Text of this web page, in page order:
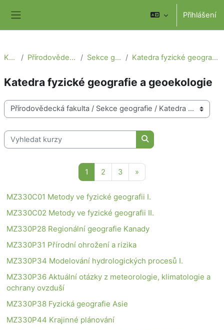
Přihlášení
Kurzy Přírodovědecká fakulta Sekce geografie Katedra fyzické geografie a geoekologie
Katedra fyzické geografie a geoekologie
Kategorie kurzů
Vyhledat kurzy
Vyhledat kurzy
1 Stránka 1
2 Stránka 2
3Stránka 3
»
MZ330C01 Metody ve fyzické geografii I.
MZ330C02 Metody ve fyzické geografii II.
MZ330P28 Regionální geografie Kanady
MZ330P31 Přírodní ohrožení a rizika
MZ330P34 Modelování hydrologických procesů I.
MZ330P36 Aktuální otázky z meteorologie, klimatologie a
ochrany ovzduší
MZ330P38 Fyzická geografie Asie
MZ330P44 Krajinné plánování